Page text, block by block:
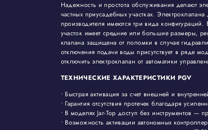
Надежность и простота обслуживания делают
частных приусадебных участках.
производителя имеются три вида
участок имеет средние или большие размеры,
клапана защищена от поломки в случае
отключения подачи воды присутствует в ряде
отключить электроклапан от автоматики
ТЕХНИЧЕСКИЕ ХАРАКТЕРИСТИКИ PGV
• Быстрая активация за счет внешней и
• Гарантия отсутствия протечек благодаря
• В моделях Jar-Top доступ без инструментов —
• Возможность активации автономных